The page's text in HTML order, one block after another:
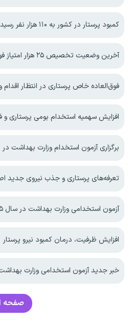
کمبود پرستار در کشور به ۱۱۰ هزار نفر رسید
آخرین وضعیت تخصیص ۲۵ هزار امتیاز فوق العاده خاص پرستاری
فوق‌العاده خاص پرستاری در انتظار
افزایش سهمیه استخدام بومی پرستاری و
برگزاری آزمون استخدام وزارت بهداشت
تعرفه‌های پرستاری و جذب نیروی جدید
آزمون استخدامی وزارت بهداشت در سال ۱۴۰۵
افزایش ظرفیت، درمان کمبود نیرو پرستار
خبر جدید آزمون استخدامی وزارت بهداشت
صفحه